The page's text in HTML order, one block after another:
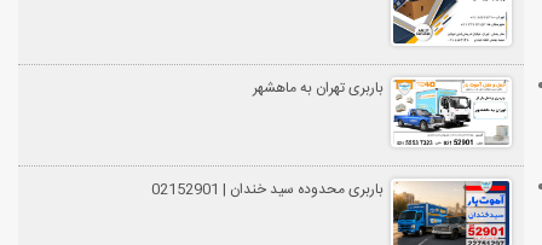
باربری تهران به ماهشهر
باربری محدوده سید خندان | 02152901